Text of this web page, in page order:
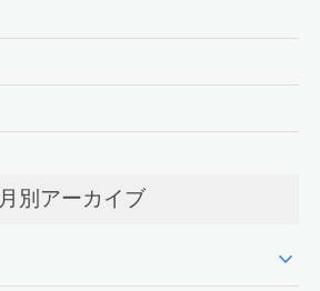
月別アーカイブ
expand_more